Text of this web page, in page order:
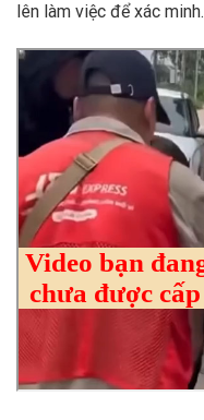
lên làm việc để xác minh.